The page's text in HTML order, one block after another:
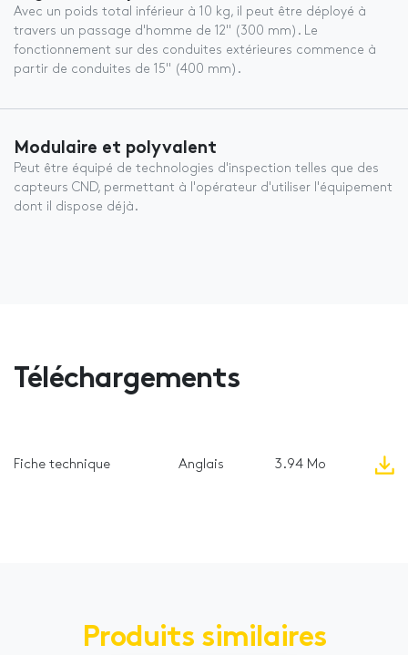
Avec un poids total inférieur à 10 kg, il peut être déployé à
travers un passage d'homme de 12" (300 mm). Le
fonctionnement sur des conduites extérieures commence à
partir de conduites de 15" (400 mm).
Modulaire et polyvalent
Peut être équipé de technologies d'inspection telles que des
capteurs CND, permettant à l'opérateur d'utiliser l'équipement
dont il dispose déjà.
Téléchargements
Fiche technique Anglais 3.94 Mo
Produits similaires